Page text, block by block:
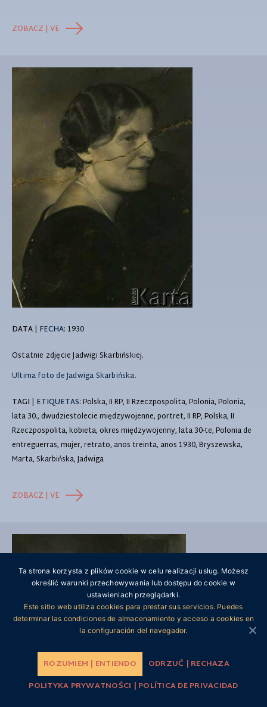
ZOBACZ | VE
DATA| FECHA: 1930
Ostatnie zdjęcie Jadwigi Skarbińskiej.
Ultima foto de Jadwiga Skarbińska.
TAGI | ETIQUETAS: Polska, II RP, II Rzeczpospolita, Polonia, Polonia,
lata 30., dwudziestolecie międzywojenne, portret, II RP, Polska, II
Rzeczpospolita, kobieta, okres międzywojenny, lata 30-te, Polonia de
entreguerras, mujer, retrato, anos treinta, anos 1930, Bryszewska,
Marta, Skarbińska, Jadwiga
ZOBACZ | VE
Ta strona korzysta z plików cookie w celu realizacji usług. Możesz
określić warunki przechowywania lub dostępu do cookie w
ustawieniach przeglądarki.
Este sitio web utiliza cookies para prestar sus servicios. Puedes
determinar las condiciones de almacenamiento y acceso a cookies en
la configuración del navegador.
ROZUMIEM | ENTIENDO
ODRZUĆ | RECHAZA
POLITYKA PRYWATNOŚCI | POLÍTICA DE PRIVACIDAD